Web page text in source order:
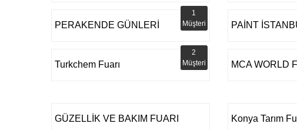
PERAKENDE GÜNLERİ
1
Müşteri
PAİNT
Turkchem Fuarı
2
Müşteri
MCA WORLD
GÜZELLİK VE BAKIM FUARI Konya Tarım